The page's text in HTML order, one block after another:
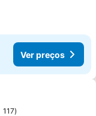
Ver preços
favoritos
117